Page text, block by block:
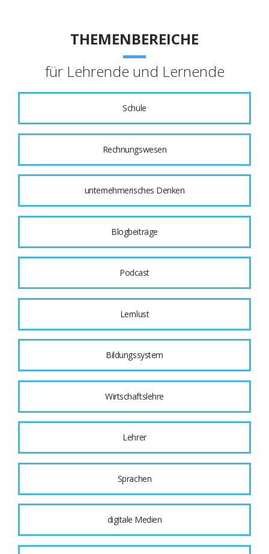
THEMENBEREICHE
für Lehrende und Lernende
Schule
Rechnungswesen
unternehmerisches Denken
Blogbeiträge
Podcast
Lernlust
Bildungssystem
Wirtschaftslehre
Lehrer
Sprachen
digitale Medien